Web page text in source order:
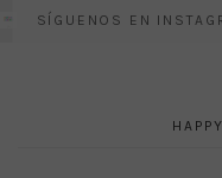
SÍGUENOS EN